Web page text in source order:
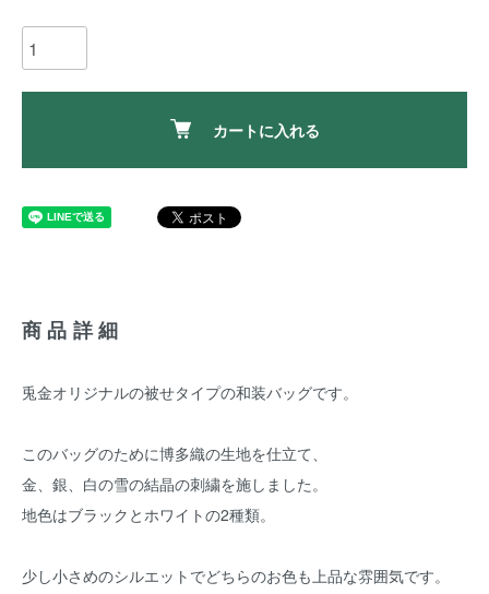
カートに入れる
商品詳細
兎金オリジナルの被せタイプの和装バッグです。
このバッグのために博多織の生地を仕立て、
金、銀、白の雪の結晶の刺繍を施しました。
地色はブラックとホワイトの2種類。
少し小さめのシルエットでどちらのお色も上品な雰囲気です。